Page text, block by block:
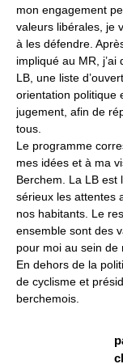
mon engagement
valeurs libérales, je
à les défendre.
impliqué au MR,
LB, une liste
orientation politique
jugement, afin de
tous.
Le programme
mes idées et à ma
Berchem. La LB est
sérieux les attentes
nos habitants. Le
ensemble sont des
pour moi au sein de
En dehors de la
de cyclisme et
berchemois.